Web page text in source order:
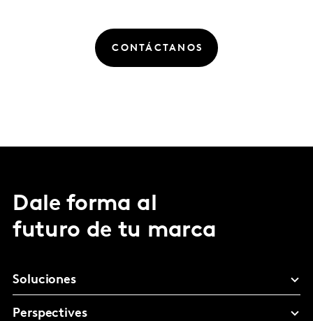
CONTÁCTANOS
Dale forma al
futuro de tu marca
Soluciones
Perspectives